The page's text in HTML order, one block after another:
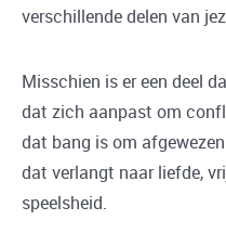
verschillende delen van
Misschien is er een deel
dat zich aanpast om
dat bang is om
dat verlangt naar liefde,
speelsheid.